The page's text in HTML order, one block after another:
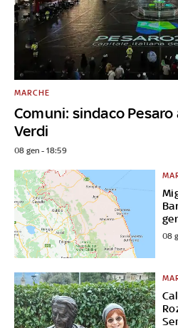
Comuni: sindaco
Verdi
MARCHE
08 gen - 18:59
08